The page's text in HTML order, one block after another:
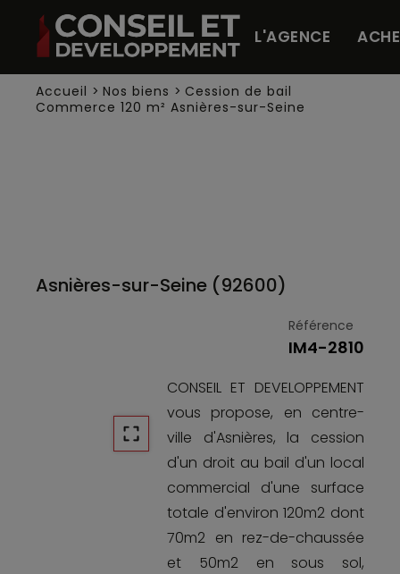
L'AGENCE
Accueil > Nos biens > Cession de bail
Commerce 120 m² Asnières-sur-Seine
Asnières-sur-Seine (92600)
Référence
IM4-2810
CONSEIL ET DEVELOPPEMENT
vous propose, en centre-
ville d'Asnières, la cession
d'un droit au bail d'un local
commercial d'une surface
totale d'environ 120m2 dont
70m2 en rez-de-chaussée
et 50m2 en sous sol,